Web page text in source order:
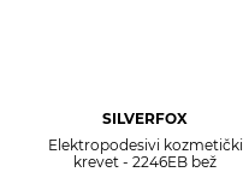
SILVERFOX
Elektropodesivi kozmetički
krevet - 2246EB bež